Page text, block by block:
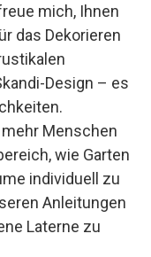
mich, Ihnen
das Dekorieren
Design – es
Menschen
wie Garten
individuell zu
Anleitungen
Laterne zu